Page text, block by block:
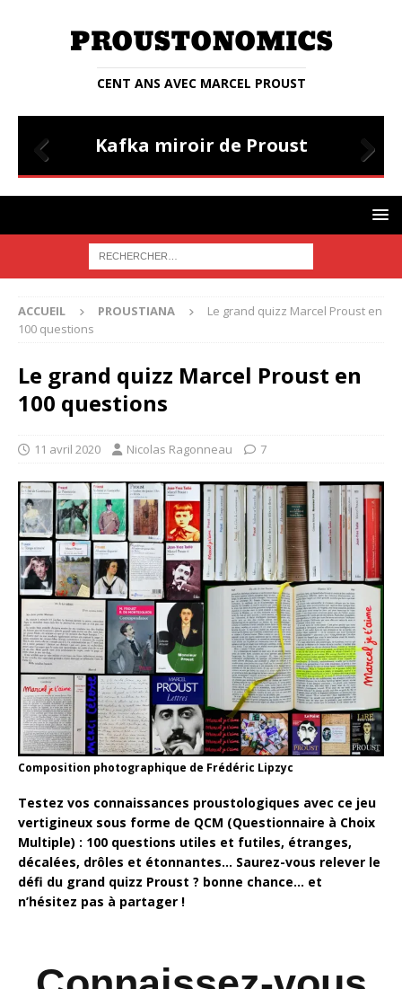
CENT ANS AVEC MARCEL PROUST
Kafka miroir de Proust
Prev
ious
Nex
t
ACCUEIL PROUSTIANA
Le grand quizz Marcel Proust en
100 questions
Le grand quizz Marcel Proust en
100 questions
11 avril 2020 Nicolas Ragonneau 7
Composition photographique de Frédéric Lipzyc
Testez vos connaissances proustologiques avec ce jeu
vertigineux sous forme de QCM (Questionnaire à Choix
Multiple) : 100 questions utiles et futiles, étranges,
décalées, drôles et étonnantes… Saurez-vous relever le
défi du grand quizz Proust ? bonne chance… et
n’hésitez pas à partager !